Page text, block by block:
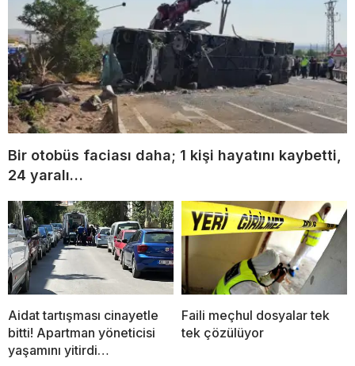
Bir otobüs faciası daha; 1 kişi hayatını kaybetti,
24 yaralı…
Aidat tartışması cinayetle
bitti! Apartman yöneticisi
yaşamını yitirdi…
Faili meçhul dosyalar tek
tek çözülüyor